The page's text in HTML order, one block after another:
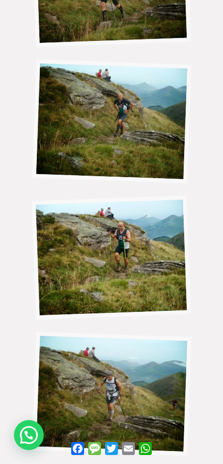
FacebookMessageTwitterEmail WhatsApp
WhatsApp